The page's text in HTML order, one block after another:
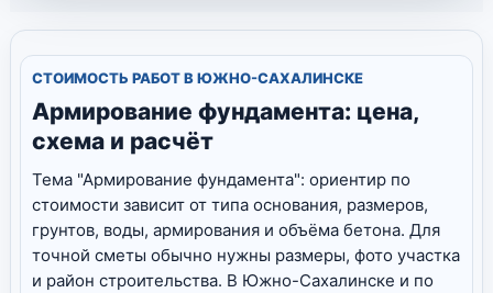
СТОИМОСТЬ РАБОТ В ЮЖНО-САХАЛИНСКЕ
Армирование фундамента: цена,
схема и расчёт
Тема "Армирование фундамента": ориентир по
стоимости зависит от типа основания, размеров,
грунтов, воды, армирования и объёма бетона. Для
точной сметы обычно нужны размеры, фото участка
и район строительства. В Южно-Сахалинске и по